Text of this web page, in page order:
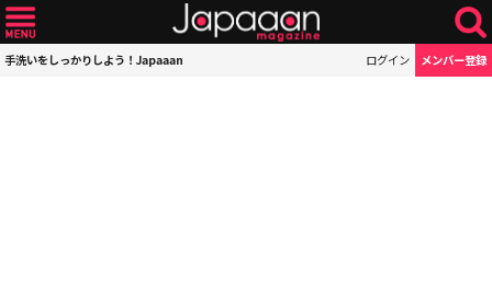
手洗いをしっかりしよう！Japaaan ログイン メンバー登録